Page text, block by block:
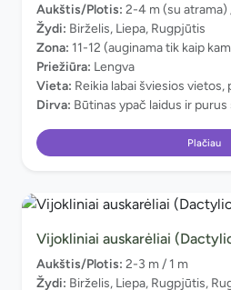
Aukštis/Plotis: 2-4 m (su
Žydi: Birželis, Liepa, Rugpjūtis
Zona: 11-12 (auginama tik kaip
Priežiūra: Lengva
Vieta: Reikia labai šviesios vietos,
Dirva: Būtinas ypač laidus ir purus
Plačiau
Vijokliniai auskarėliai
Aukštis/Plotis: 2-3 m / 1 m
Žydi: Birželis, Liepa, Rugpjūtis,